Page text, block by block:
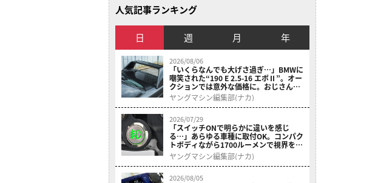
人気記事ランキング
日 週 月 年
2026/08/06
「いくらなんでも大げさ過ぎ…」BMWに
嘲笑された“190 E 2.5-16 エボⅡ”。オー
クションでは意外な価格に。おじさん達
が少年だった頃の憧れのクルマを深堀り
ヤングマシン編集部(ナカ)
2026/07/29
「スイッチONで明らかに違いを感じ
る…」あらゆる車種に取付OK。コンパク
トボディながら1700ルーメンで視界を確
保する［デイトナ・LEDフォグランプユ
ニット プレシャスレイ スモール］
ヤングマシン編集部(ナカ)
2026/08/05